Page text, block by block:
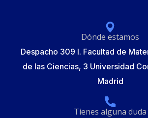
Dónde estamos
Despacho 309 I. Facultad de
de las Ciencias, 3 Universidad
Madrid
Tienes alguna duda